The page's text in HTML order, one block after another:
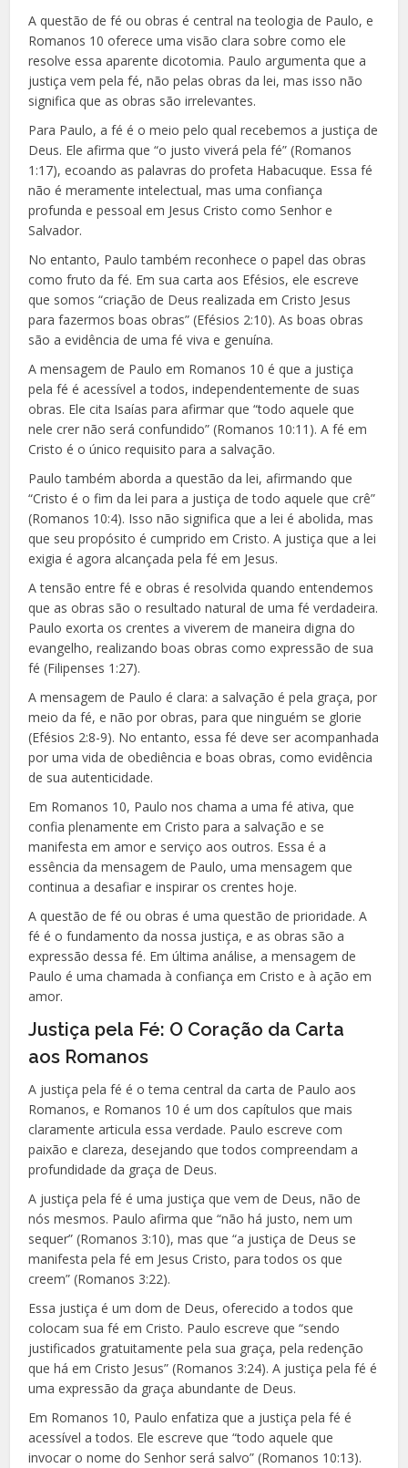
A questão de fé ou obras é central na teologia de Paulo, e
Romanos 10 oferece uma visão clara sobre como ele
resolve essa aparente dicotomia. Paulo argumenta que a
justiça vem pela fé, não pelas obras da lei, mas isso não
significa que as obras são irrelevantes.
Para Paulo, a fé é o meio pelo qual recebemos a justiça de
Deus. Ele afirma que “o justo viverá pela fé” (Romanos
1:17), ecoando as palavras do profeta Habacuque. Essa fé
não é meramente intelectual, mas uma confiança
profunda e pessoal em Jesus Cristo como Senhor e
Salvador.
No entanto, Paulo também reconhece o papel das obras
como fruto da fé. Em sua carta aos Efésios, ele escreve
que somos “criação de Deus realizada em Cristo Jesus
para fazermos boas obras” (Efésios 2:10). As boas obras
são a evidência de uma fé viva e genuína.
A mensagem de Paulo em Romanos 10 é que a justiça
pela fé é acessível a todos, independentemente de suas
obras. Ele cita Isaías para afirmar que “todo aquele que
nele crer não será confundido” (Romanos 10:11). A fé em
Cristo é o único requisito para a salvação.
Paulo também aborda a questão da lei, afirmando que
“Cristo é o fim da lei para a justiça de todo aquele que crê”
(Romanos 10:4). Isso não significa que a lei é abolida, mas
que seu propósito é cumprido em Cristo. A justiça que a lei
exigia é agora alcançada pela fé em Jesus.
A tensão entre fé e obras é resolvida quando entendemos
que as obras são o resultado natural de uma fé verdadeira.
Paulo exorta os crentes a viverem de maneira digna do
evangelho, realizando boas obras como expressão de sua
fé (Filipenses 1:27).
A mensagem de Paulo é clara: a salvação é pela graça, por
meio da fé, e não por obras, para que ninguém se glorie
(Efésios 2:8-9). No entanto, essa fé deve ser acompanhada
por uma vida de obediência e boas obras, como evidência
de sua autenticidade.
Em Romanos 10, Paulo nos chama a uma fé ativa, que
confia plenamente em Cristo para a salvação e se
manifesta em amor e serviço aos outros. Essa é a
essência da mensagem de Paulo, uma mensagem que
continua a desafiar e inspirar os crentes hoje.
A questão de fé ou obras é uma questão de prioridade. A
fé é o fundamento da nossa justiça, e as obras são a
expressão dessa fé. Em última análise, a mensagem de
Paulo é uma chamada à confiança em Cristo e à ação em
amor.
Justiça pela Fé: O Coração da Carta
aos Romanos
A justiça pela fé é o tema central da carta de Paulo aos
Romanos, e Romanos 10 é um dos capítulos que mais
claramente articula essa verdade. Paulo escreve com
paixão e clareza, desejando que todos compreendam a
profundidade da graça de Deus.
A justiça pela fé é uma justiça que vem de Deus, não de
nós mesmos. Paulo afirma que “não há justo, nem um
sequer” (Romanos 3:10), mas que “a justiça de Deus se
manifesta pela fé em Jesus Cristo, para todos os que
creem” (Romanos 3:22).
Essa justiça é um dom de Deus, oferecido a todos que
colocam sua fé em Cristo. Paulo escreve que “sendo
justificados gratuitamente pela sua graça, pela redenção
que há em Cristo Jesus” (Romanos 3:24). A justiça pela fé é
uma expressão da graça abundante de Deus.
Em Romanos 10, Paulo enfatiza que a justiça pela fé é
acessível a todos. Ele escreve que “todo aquele que
invocar o nome do Senhor será salvo” (Romanos 10:13).